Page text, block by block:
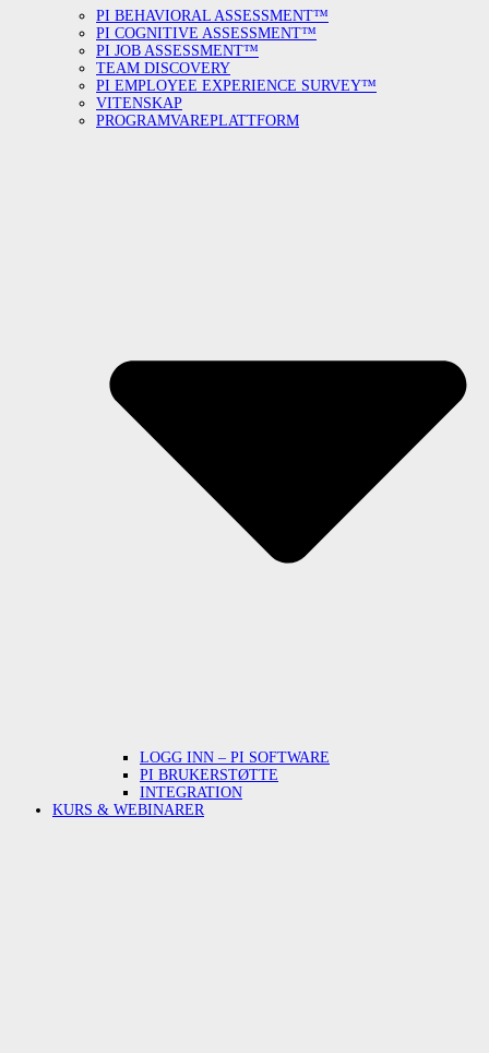
PI BEHAVIORAL ASSESSMENT™
PI COGNITIVE ASSESSMENT™
PI JOB ASSESSMENT™
TEAM DISCOVERY
PI EMPLOYEE EXPERIENCE SURVEY™
VITENSKAP
PROGRAMVAREPLATTFORM
LOGG INN – PI SOFTWARE
PI BRUKERSTØTTE
INTEGRATION
KURS & WEBINARER